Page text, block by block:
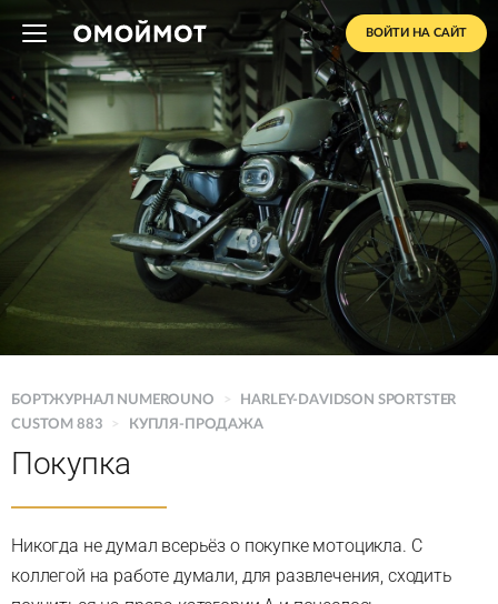
ВОЙТИ НА САЙТ
БОРТЖУРНАЛ NUMEROUNO >
HARLEY-DAVIDSON SPORTSTER
CUSTOM 883
> КУПЛЯ-ПРОДАЖА
Покупка
Никогда не думал всерьёз о покупке мотоцикла. С
коллегой на работе думали, для развлечения, сходить